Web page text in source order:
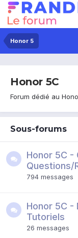
Honor 5
Honor 5C
Forum dédié au
Sous-forums
Honor 5C -
Questions/
794 messages
Honor 5C -
Tutoriels
26 messages